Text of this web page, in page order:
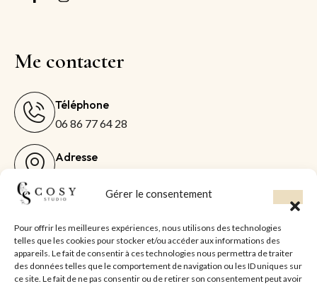
Gérer le consentement
Pour offrir les meilleures expériences, nous utilisons des technologies
telles que les cookies pour stocker et/ou accéder aux informations des
appareils. Le fait de consentir à ces technologies nous permettra de traiter
des données telles que le comportement de navigation ou les ID uniques sur
ce site. Le fait de ne pas consentir ou de retirer son consentement peut avoir
Me contacter
Téléphone
06 86 77 64 28
Adresse
coralie.lebreton@hotmail.fr
Réserver